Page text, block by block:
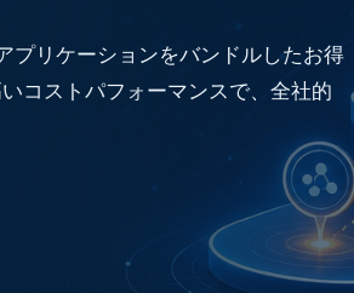
プリケーションをバンドルしたお得
コストパフォーマンスで、全社的